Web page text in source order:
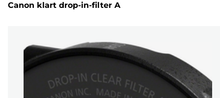
Canon klart drop-in-filter A